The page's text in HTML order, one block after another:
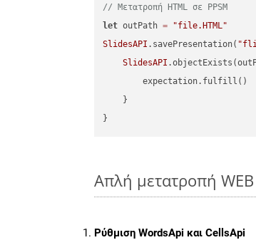
// Μετατροπή HTML σε PPSM
let outPath =
"file.HTML"
SlidesAPI .savePresentation(
SlidesAPI
        expectation.fulfill()
    }
Απλή μετατροπή
Ρύθμιση WordsApi και CellsApi